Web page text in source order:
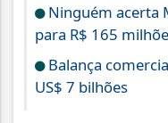
Ninguém acerta
para R$ 165
Balança
US$ 7 bilhões